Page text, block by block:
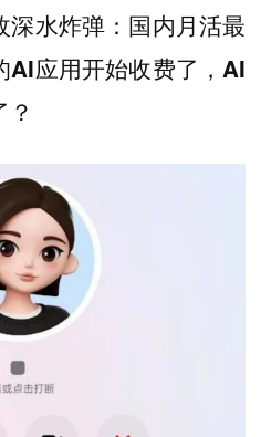
深水炸弹：国内月活最
AI应用开始收费了，AI